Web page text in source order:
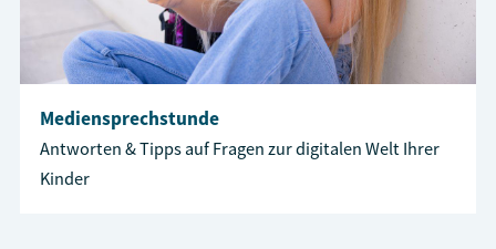
Mediensprechstunde
Antworten & Tipps auf Fragen zur digitalen Welt Ihrer
Kinder